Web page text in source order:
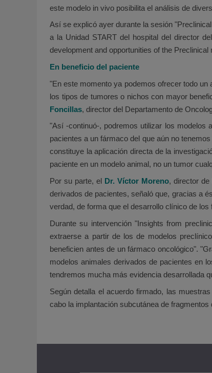
este modelo in vivo posibilita el análisis de
Así se explicó ayer durante la sesión
a la Unidad START del hospital del director
development and opportunities of the Preclinical
En beneficio del paciente
"En este momento ya podemos ofrecer todo
los tipos de tumores o nichos con mayor
Foncillas, director del Departamento de
"Así -continuó-, podremos utilizar los modelos
pacientes a un fármaco del que aún no
constituye la aplicación directa de la
paciente en un modelo animal, no un tumor
Por su parte, el Dr. Víctor Moreno, director de
derivados de pacientes, señaló que, gracias a
verdad, de forma que el desarrollo clínico de
Durante su intervención "Insights from
extraerse a partir de los de modelos
beneficien antes de un fármaco oncológico".
modelos animales derivados de pacientes en
tendremos mucha más evidencia desarrollada
Según detalla el acuerdo firmado, las
cabo la implantación subcutánea de